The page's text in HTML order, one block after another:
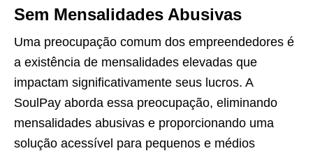
Sem Mensalidades Abusivas
Uma preocupação comum dos empreendedores é
a existência de mensalidades elevadas que
impactam significativamente seus lucros. A
SoulPay aborda essa preocupação, eliminando
mensalidades abusivas e proporcionando uma
solução acessível para pequenos e médios